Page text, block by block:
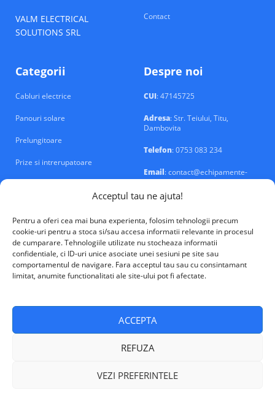
Acceptul tau ne ajuta!
Pentru a oferi cea mai buna experienta, folosim tehnologii precum
cookie-uri pentru a stoca si/sau accesa informatii relevante in procesul
de cumparare. Tehnologiile utilizate nu stocheaza informatii
confidentiale, ci ID-uri unice asociate unei sesiuni pe site sau
comportamentul de navigare. Fara acceptul tau sau cu consintamant
limitat, anumite functionalitati ale site-ului pot fi afectate.
ACCEPTA
REFUZA
VEZI PREFERINTELE
VALM ELECTRICAL
SOLUTIONS SRL
Contact
Categorii
Cabluri electrice
Panouri solare
Prelungitoare
Prize si intrerupatoare
Despre noi
CUI: 47145725
Adresa: Str. Teiului, Titu,
Dambovita
Telefon: 0753 083 234
Email: contact@echipamente-
electrice.ro
VALM Electrical Solutions © 2026